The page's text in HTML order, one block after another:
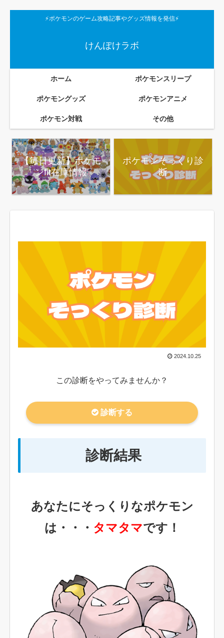
⚡ポケモンのゲーム攻略記事やグッズ情報を発信⚡
けんぽけラボ
ホーム ポケモンスリープ
ポケモングッズ ポケモンアニメ
ポケモン対戦 その他
【毎日更新】ポケモ
ンfit在庫情報
ポケモンそっくり診
断
2024.10.25
この診断をやってみませんか？
診断する
診断結果
あなたにそっくりなポケモン
は・・・ タマタマです！